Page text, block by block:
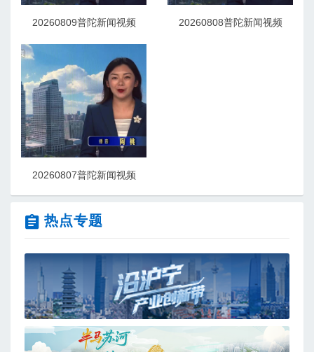
20260809普陀新闻视频 20260808普陀新闻视频
20260807普陀新闻视频
热点专题